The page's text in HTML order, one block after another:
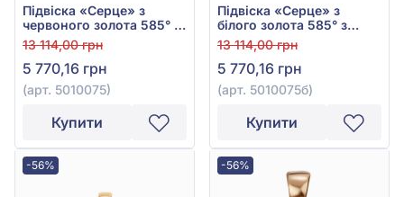
Підвіска «Серце» з
червоного золота 585° з
фіанітом/куб.цирконієм,
арт. 5010075
13 114,00 грн
5 770,16 грн
(арт. 5010075)
Купити
Підвіска «Серце» з
білого золота 585° з
фіанітом/куб.цирконієм,
арт. 5010075б
13 114,00 грн
5 770,16 грн
(арт. 5010075б)
Купити
-56% -56%